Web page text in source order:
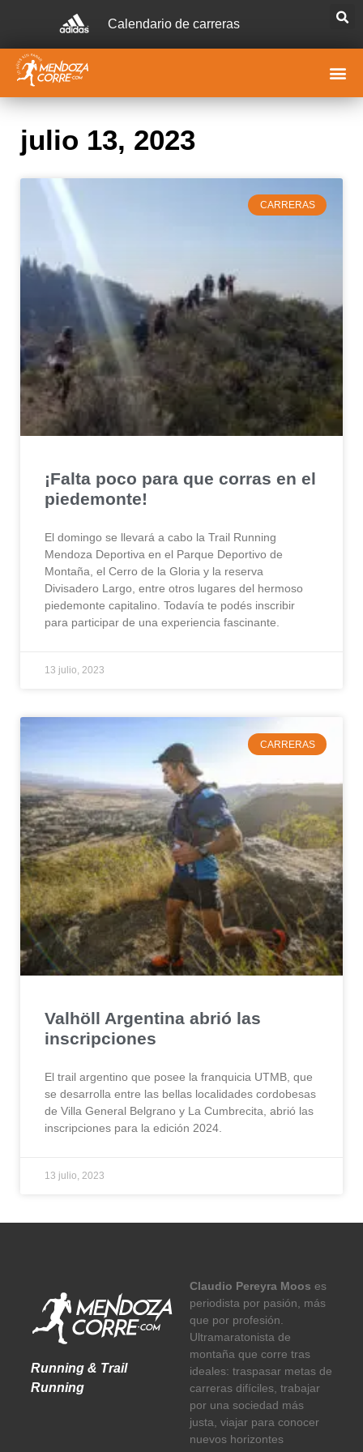
Calendario de carreras
julio 13, 2023
CARRERAS
¡Falta poco para que corras en el
piedemonte!
El domingo se llevará a cabo la Trail Running
Mendoza Deportiva en el Parque Deportivo de
Montaña, el Cerro de la Gloria y la reserva
Divisadero Largo, entre otros lugares del hermoso
piedemonte capitalino. Todavía te podés inscribir
para participar de una experiencia fascinante.
13 julio, 2023
CARRERAS
Valhöll Argentina abrió las
inscripciones
El trail argentino que posee la franquicia UTMB, que
se desarrolla entre las bellas localidades cordobesas
de Villa General Belgrano y La Cumbrecita, abrió las
inscripciones para la edición 2024.
13 julio, 2023
Running & Trail
Running
Claudio Pereyra Moos es
periodista por pasión, más
que por profesión.
Ultramaratonista de
montaña que corre tras
ideales: traspasar metas de
carreras difíciles, trabajar
por una sociedad más
justa, viajar para conocer
nuevos horizontes